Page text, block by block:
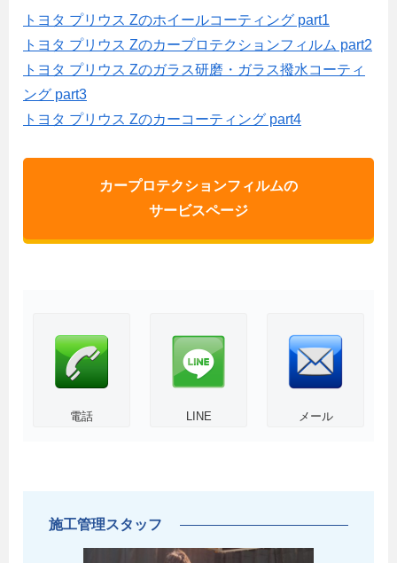
トヨタ プリウス Zのホイールコーティング part1
トヨタ プリウス Zのカープロテクションフィルム part2
トヨタ プリウス Zのガラス研磨・ガラス撥水コーティ
ング part3
トヨタ プリウス Zのカーコーティング part4
カープロテクションフィルムの
サービスページ
電話 LINE メール
施工管理スタッフ